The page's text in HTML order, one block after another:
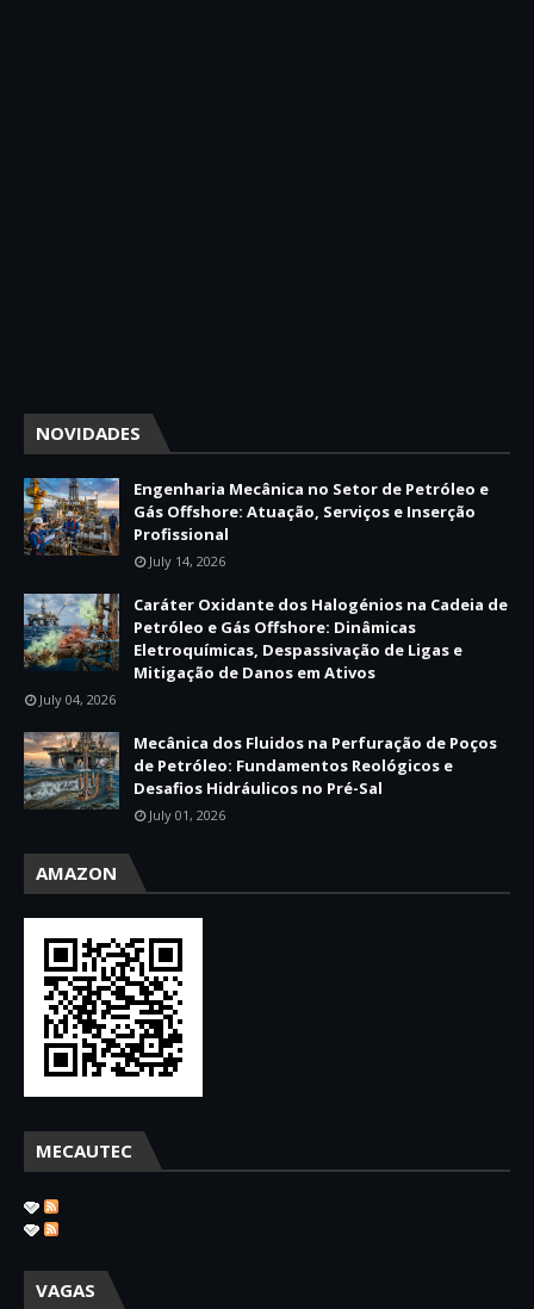
NOVIDADES
Engenharia Mecânica no Setor de Petróleo e
Gás Offshore: Atuação, Serviços e Inserção
Profissional
July 14, 2026
Caráter Oxidante dos Halogénios na Cadeia de
Petróleo e Gás Offshore: Dinâmicas
Eletroquímicas, Despassivação de Ligas e
Mitigação de Danos em Ativos
July 04, 2026
Mecânica dos Fluidos na Perfuração de Poços
de Petróleo: Fundamentos Reológicos e
Desafios Hidráulicos no Pré-Sal
July 01, 2026
AMAZON
MECAUTEC
VAGAS